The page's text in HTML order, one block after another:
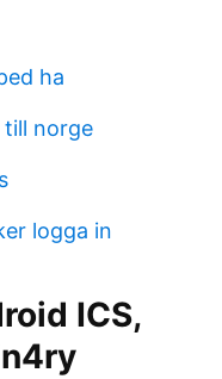
ha
till norge
logga in
ICS,